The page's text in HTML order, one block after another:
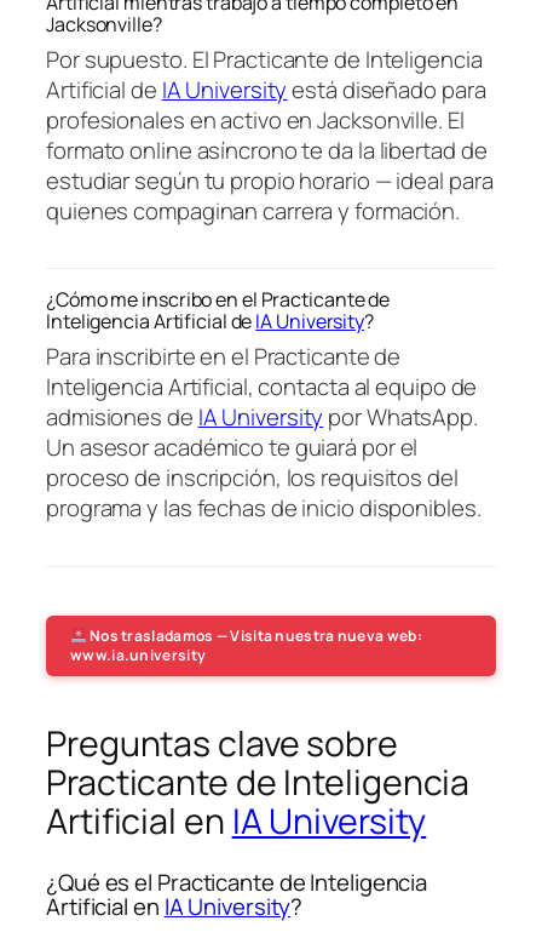
Jacksonville?
Por supuesto. El Practicante de Inteligencia
Artificial de IA Universityestá diseñado para
profesionales en activo en Jacksonville. El
formato online asíncrono te da la libertad de
estudiar según tu propio horario — ideal para
quienes compaginan carrera y formación.
¿Cómo me inscribo en el Practicante de
Inteligencia Artificial deIA University?
Para inscribirte en el Practicante de
Inteligencia Artificial, contacta al equipo de
admisiones de IA University por WhatsApp.
Un asesor académico te guiará por el
proceso de inscripción, los requisitos del
programa y las fechas de inicio disponibles.
Nos trasladamos — Visita nuestra nueva web:
www.ia.university
Preguntas clave sobre
Practicante de Inteligencia
Artificial en IA University
¿Qué es el Practicante de Inteligencia
Artificial en IA University?